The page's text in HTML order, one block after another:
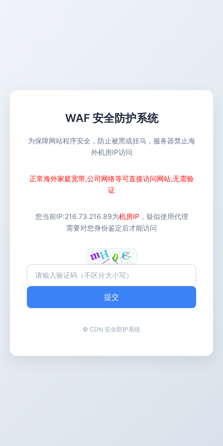
WAF 安全防护系统
为保障网站程序安全，防止被黑或挂马，服务器禁止海
外机房IP访问
正常海外家庭宽带,公司网络等可直接访问网站,无需验
证
您当前IP:216.73.216.89为机房IP ，疑似使用代理
需要对您身份鉴定后才能访问
提交
© CDN 安全防护系统